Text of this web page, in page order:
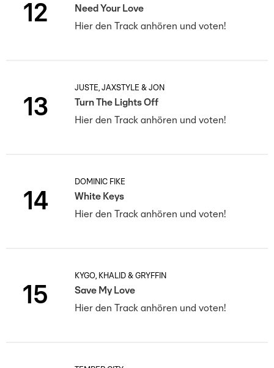
12
Need Your Love
Hier den Track anhören und voten!
13
JUSTÈ, JAXSTYLE & JON
Turn The Lights Off
Hier den Track anhören und voten!
14
DOMINIC FIKE
White Keys
Hier den Track anhören und voten!
15
KYGO, KHALID & GRYFFIN
Save My Love
Hier den Track anhören und voten!